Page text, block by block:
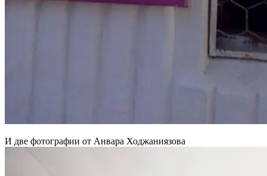
И две фотографии от Анвара Ходжаниязова